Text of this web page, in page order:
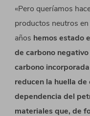
«Pero queríamos
productos neutros
años hemos estado
de carbono
carbono
reducen la huella
dependencia del
materiales que, de